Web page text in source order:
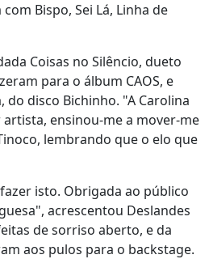
Bispo, Sei Lá, Linha de
Coisas no Silêncio, dueto
para o álbum CAOS, e
do disco Bichinho. "A Carolina
ensinou-me a mover-me
lembrando que o elo que
isto. Obrigada ao público
acrescentou Deslandes
de sorriso aberto, e da
aos pulos para o backstage.